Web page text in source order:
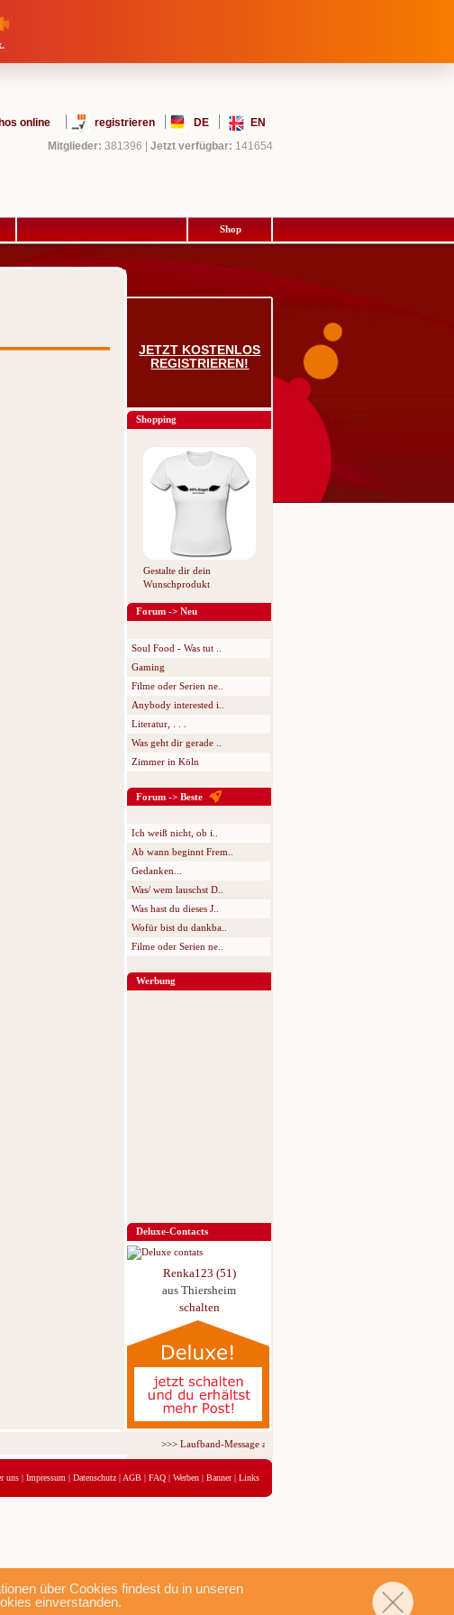
über Cookies findest du in unseren
einverstanden.
online registrieren DE
EN
Mitglieder: 381396 Jetzt verfügbar: 141654
Shop
JETZT KOSTENLOS
REGISTRIEREN!
Shopping
Gestalte dir dein
Wunschprodukt
Forum -> Neu
Soul Food - Was tut ..
Gaming
Filme oder Serien ne..
Anybody interested i..
Literatur, . . .
Was geht dir gerade ..
Zimmer in Köln
Forum -> Beste
Ich weiß nicht, ob i..
Ab wann beginnt Frem..
Gedanken...
Was/ wem lauschst D..
Was hast du dieses J..
Wofür bist du dankba..
Filme oder Serien ne..
Werbung
Deluxe-Contacts
Renka123 (51)
aus Thiersheim
schalten
>>>Laufband-Message ab nur 5,95 € für 3 Tage!
uns | Impressum | Datenschutz | AGB | FAQ | Werben | Banner| Links